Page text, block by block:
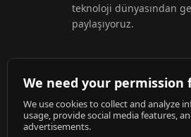
teknoloji dünyasından
paylaşıyoruz.